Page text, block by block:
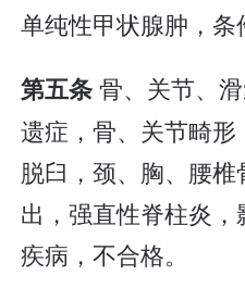
单纯性甲状腺肿，条
第五条骨、关节、
遗症，骨、关节畸
脱臼，颈、胸、腰
出，强直性脊柱炎
疾病，不合格。